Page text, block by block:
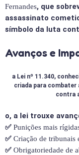
Fernandes, que
assassinato
símbolo da luta
Avanços e
a Lei nº 11.340,
criada para
contra
o, a lei trouxe
✅ Punições mais
✅ Criação de tribunais
✅ Obrigatoriedade de